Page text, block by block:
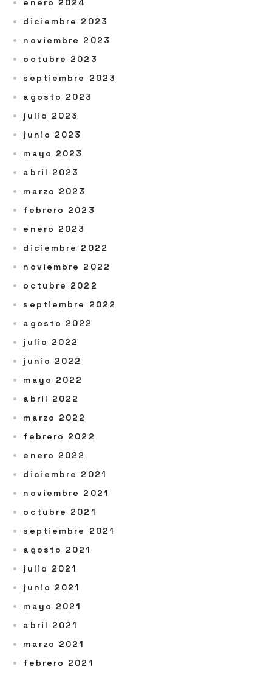
enero 2024
diciembre 2023
noviembre 2023
octubre 2023
septiembre 2023
agosto 2023
julio 2023
junio 2023
mayo 2023
abril 2023
marzo 2023
febrero 2023
enero 2023
diciembre 2022
noviembre 2022
octubre 2022
septiembre 2022
agosto 2022
julio 2022
junio 2022
mayo 2022
abril 2022
marzo 2022
febrero 2022
enero 2022
diciembre 2021
noviembre 2021
octubre 2021
septiembre 2021
agosto 2021
julio 2021
junio 2021
mayo 2021
abril 2021
marzo 2021
febrero 2021